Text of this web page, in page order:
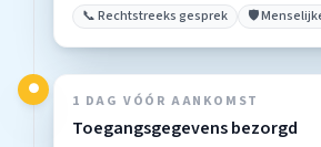
📞 Rechtstreeks gesprek 🛡️
●
1 DAG VÓÓR AANKOMST
Toegangsgegevens bezorgd